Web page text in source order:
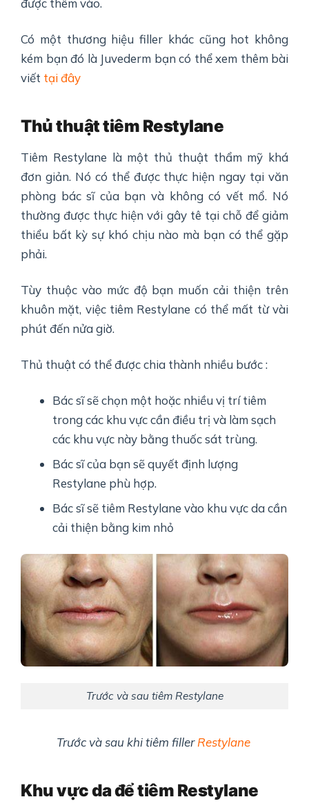
được thêm vào.
Có một thương hiệu filler khác cũng hot không
kém bạn đó là Juvederm bạn có thể xem thêm bài
viết tại đây
Thủ thuật tiêm Restylane
Tiêm Restylane là một thủ thuật thẩm mỹ khá
đơn giản. Nó có thể được thực hiện ngay tại văn
phòng bác sĩ của bạn và không có vết mổ. Nó
thường được thực hiện với gây tê tại chỗ để giảm
thiểu bất kỳ sự khó chịu nào mà bạn có thể gặp
phải.
Tùy thuộc vào mức độ bạn muốn cải thiện trên
khuôn mặt, việc tiêm Restylane có thể mất từ vài
phút đến nửa giờ.
Thủ thuật có thể được chia thành nhiều bước :
Bác sĩ sẽ chọn một hoặc nhiều vị trí tiêm
trong các khu vực cần điều trị và làm sạch
các khu vực này bằng thuốc sát trùng.
Bác sĩ của bạn sẽ quyết định lượng
Restylane phù hợp.
Bác sĩ sẽ tiêm Restylane vào khu vực da cần
cải thiện bằng kim nhỏ
Trước và sau tiêm Restylane
Trước và sau khi tiêm fillerRestylane
Khu vực da để tiêm Restylane